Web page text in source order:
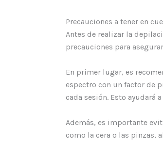
Precauciones a tener en
Antes de realizar la
precauciones para
En primer lugar, es
espectro con un factor de
cada sesión. Esto
Además, es importante
como la cera o las pinzas,